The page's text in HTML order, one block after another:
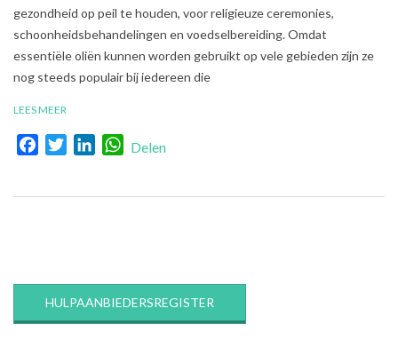
gezondheid op peil te houden, voor religieuze ceremonies,
schoonheidsbehandelingen en voedselbereiding. Omdat
essentiële oliën kunnen worden gebruikt op vele gebieden zijn ze
nog steeds populair bij iedereen die
LEES MEER
FacebookTwitterLinkedInWhatsApp
Delen
HULPAANBIEDERSREGISTER